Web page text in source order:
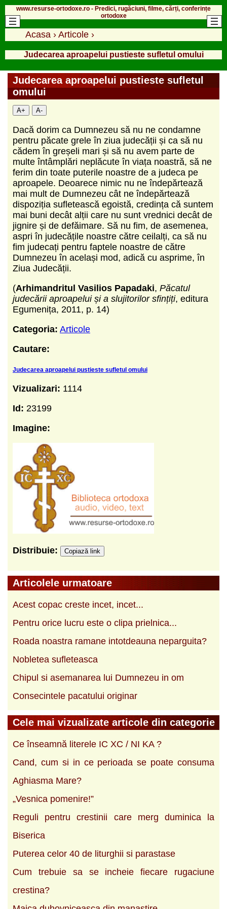
www.resurse-ortodoxe.ro - Predici, rugăciuni, filme, cărți, conferințe
ortodoxe
Acasa › Articole ›
Judecarea aproapelui pustieste sufletul omului
Judecarea aproapelui pustieste sufletul
omului
A+ A-
Dacă dorim ca Dumnezeu să nu ne condamne
pentru păcate grele în ziua judecății și ca să nu
cădem în greșeli mari și să nu avem parte de
multe întâmplări neplăcute în viața noastră, să ne
ferim din toate puterile noastre de a judeca pe
aproapele. Deoarece nimic nu ne îndepărtează
mai mult de Dumnezeu cât ne îndepărtează
dispoziția sufletească egoistă, credința că suntem
mai buni decât alții care nu sunt vrednici decât de
jignire și de defăimare. Să nu fim, de asemenea,
aspri în judecățile noastre către ceilalți, ca să nu
fim judecați pentru faptele noastre de către
Dumnezeu în același mod, adică cu asprime, în
Ziua Judecății.
(Arhimandritul Vasilios Papadaki, Păcatul
judecării aproapelui și a slujitorilor sfințiți, editura
Egumenița, 2011, p. 14)
Categoria: Articole
Cautare:
Judecarea aproapelui pustieste sufletul omului
Vizualizari: 1114
Id: 23199
Imagine:
Distribuie: Copiază link
Articolele urmatoare
Acest copac creste incet, incet...
Pentru orice lucru este o clipa prielnica...
Roada noastra ramane intotdeauna neparguita?
Nobletea sufleteasca
Chipul si asemanarea lui Dumnezeu in om
Consecintele pacatului originar
Cele mai vizualizate articole din categorie
Ce înseamnă literele IC XC / NI KA ?
Cand, cum si in ce perioada se poate consuma
Aghiasma Mare?
„Vesnica pomenire!”
Reguli pentru crestinii care merg duminica la
Biserica
Puterea celor 40 de liturghii si parastase
Cum trebuie sa se incheie fiecare rugaciune
crestina?